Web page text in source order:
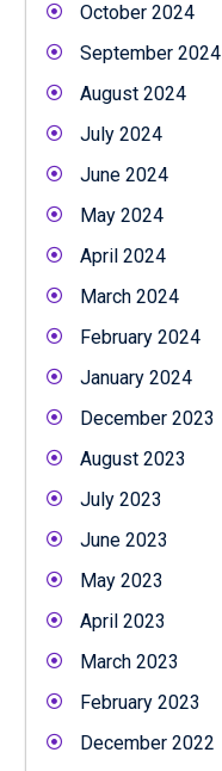
October 2024
September 2024
August 2024
July 2024
June 2024
May 2024
April 2024
March 2024
February 2024
January 2024
December 2023
August 2023
July 2023
June 2023
May 2023
April 2023
March 2023
February 2023
December 2022